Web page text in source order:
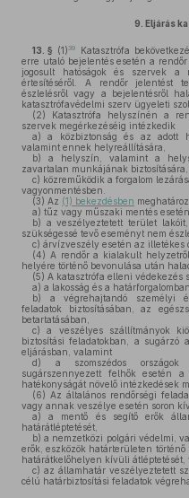
9. Eljárás
13. § (1)39
Katasztrófa
erre utaló bejelentés esetén a
jogosult hatóságok és szervek a
értesítéséről. A rendőr jelentést
észlelésről vagy a bejelentésről
katasztrófavédelmi szerv ügyeleti
(2) Katasztrófa helyszínén a
szervek megérkezéséig intézkedik
a) a közbiztonság és az adott
valamint ennek helyreállítására,
b) a helyszín, valamint a
zavartalan munkájának biztosítására,
c) közreműködik a forgalom
vagyonmentésben.
(3) Az (1) bekezdésben
a) tűz vagy műszaki mentés esetén
b) a veszélyeztetett terület
szükségessé tevő eseményt nem
c) árvízveszély esetén az illetékes
(4) A rendőr a kialakult
helyére történő bevonulása után
(5) A katasztrófa elleni védekezés
a) a lakosság és a
b) a végrehajtandó személyi
feladatok biztosításában, az
betartatásában,
c) a veszélyes szállítmányok
biztosítási feladatokban, a sugárzó
eljárásban, valamint
d) a szomszédos országok
sugárszennyezett felhők esetén
hatékonyságát növelő intézkedések
(6) Az általános rendőrségi
vagy annak veszélye esetén soron
a) a mentő és segítő erők
határátléptetését,
b) a nemzetközi polgári védelmi,
erők, eszközök határterületen
határátkelőhelyen kívüli átléptetését,
c) az államhatár veszélyeztetett
célú határbiztosítási feladatok